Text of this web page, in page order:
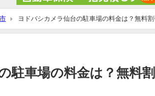
ヨドバシカメラ仙台の駐車場の料金は？無料
駐車場の料金は？無料